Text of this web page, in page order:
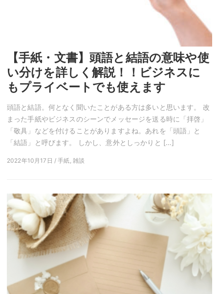
【手紙・文書】頭語と結語の意味や使
い分けを詳しく解説！！ビジネスに
もプライベートでも使えます
頭語と結語。何となく聞いたことがある方は多いと思います。 改
まった手紙やビジネスのシーンでメッセージを送る時に「拝啓」
「敬具」などを付けることがありますよね。あれを「頭語」と
「結語」と呼びます。 しかし、意外としっかりと […]
2022年10月17日 / 手紙, 雑談